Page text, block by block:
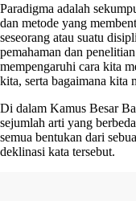
Paradigma adalah
dan metode yang
seseorang atau suatu
pemahaman dan
mempengaruhi cara kita
kita, serta bagaimana kita
Di dalam Kamus Besar
sejumlah arti yang
semua bentukan dari
deklinasi kata tersebut.